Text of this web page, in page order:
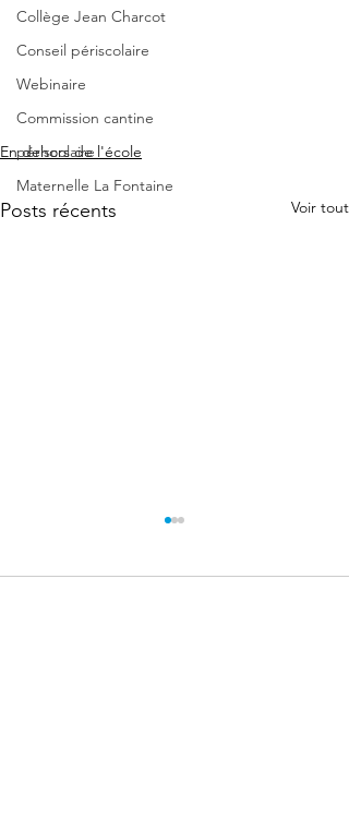
Collège Jean Charcot
Conseil périscolaire
Webinaire
Commission cantine
périscolaire
Maternelle La Fontaine
En dehors de l'école
Posts récents Voir tout